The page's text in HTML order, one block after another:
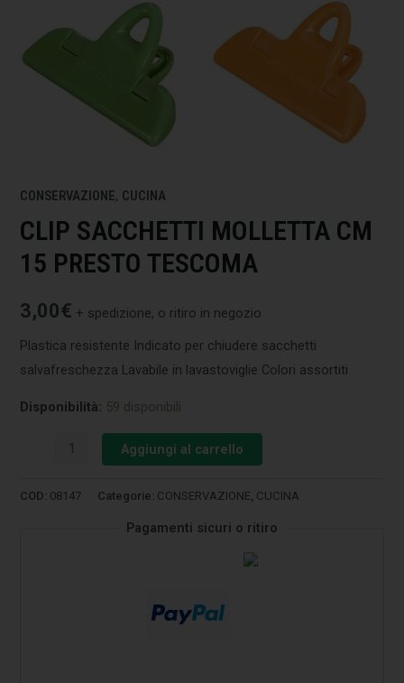
CONSERVAZIONE, CUCINA
CLIP SACCHETTI MOLLETTA CM
15 PRESTO TESCOMA
3,00€ + spedizione, o ritiro in negozio
Plastica resistente Indicato per chiudere sacchetti
salvafreschezza Lavabile in lavastoviglie Colori assortiti
Disponibilità: 59 disponibili
Aggiungi al carrello
COD: 08147 Categorie: CONSERVAZIONE CUCINA
Pagamenti sicuri o ritiro